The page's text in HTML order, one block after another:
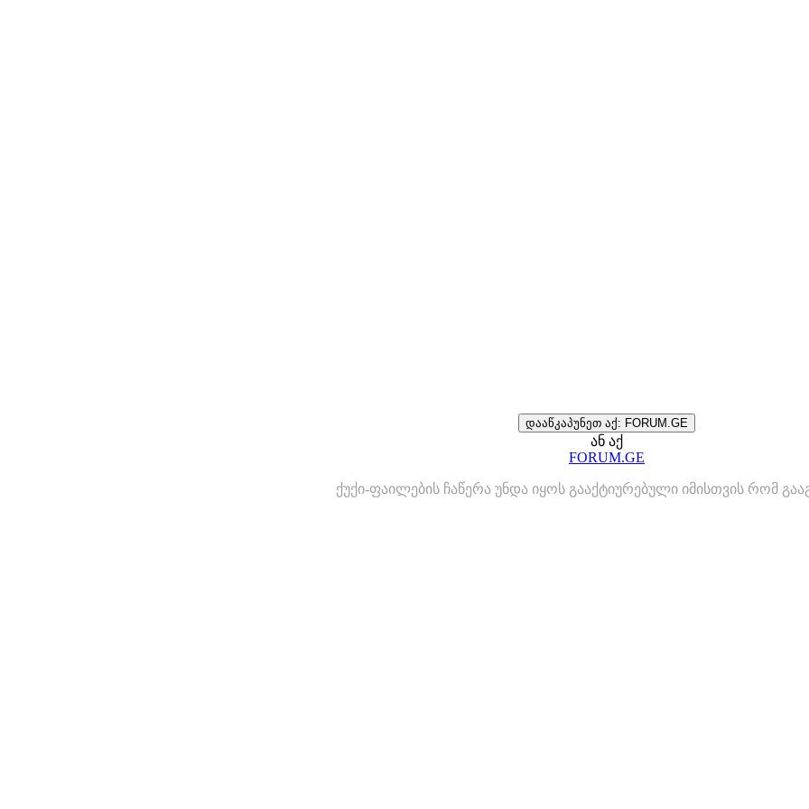
დააწკაპუნეთ აქ: FORUM.GE
ან აქ
FORUM.GE
ქუქი-ფაილების ჩაწერა უნდა იყოს გააქტიურებული იმისთვის რომ